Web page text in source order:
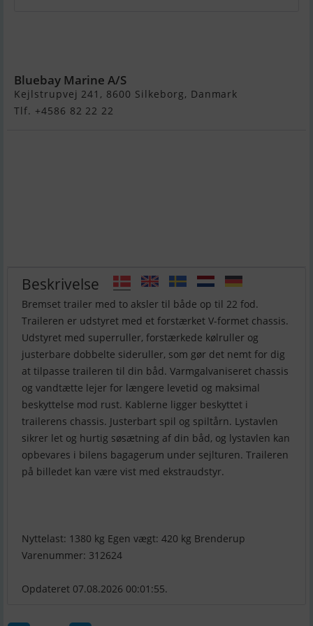
Bluebay Marine A/S
Kejlstrupvej 241, 8600 Silkeborg, Danmark
Tlf. +4586 82 22 22
Beskrivelse
Bremset trailer med to aksler til både op til 22 fod.
Traileren er udstyret med et forstærket V-formet chassis.
Udstyret med superruller, forstærkede kølruller og
justerbare dobbelte sideruller, som gør det nemt for dig
at tilpasse traileren til din båd. Varmgalvaniseret chassis
og vandtætte lejer for længere levetid og maksimal
beskyttelse mod rust. Kablerne ligger beskyttet i
trailerens chassis. Justerbart spil og spiltårn. Lystavlen
sikrer let og hurtig søsætning af din båd, og lystavlen kan
opbevares i bilens bagagerum under sejlturen. Traileren
på billedet kan være vist med ekstraudstyr.
Nyttelast: 1380 kg Egen vægt: 420 kg Brenderup
Varenummer: 312624
Opdateret 07.08.2026 00:01:55.